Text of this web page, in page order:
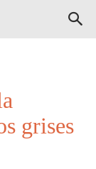
grises